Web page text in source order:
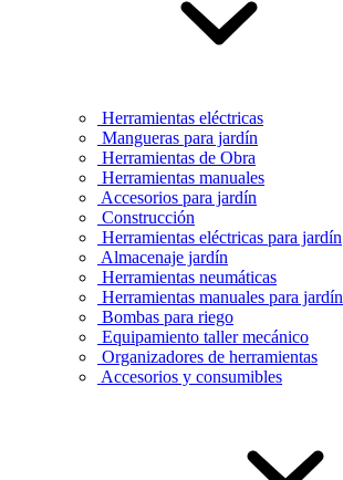
Herramientas eléctricas
Mangueras para jardín
Herramientas de Obra
Herramientas manuales
Accesorios para jardín
Construcción
Herramientas eléctricas para jardín
Almacenaje jardín
Herramientas neumáticas
Herramientas manuales para jardín
Bombas para riego
Equipamiento taller mecánico
Organizadores de herramientas
Accesorios y consumibles